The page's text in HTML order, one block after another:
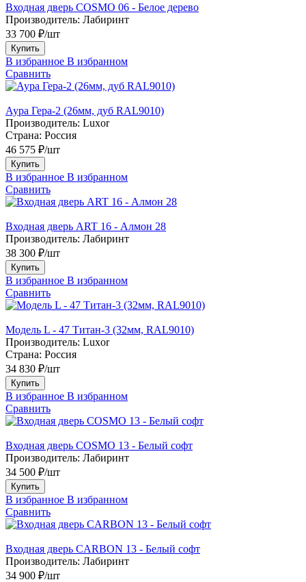
Входная дверь COSMO 06 - Белое дерево
Производитель: Лабиринт
33 700 ₽/шт
Купить
В избранное В избранном
Сравнить
Аура Гера-2 (26мм, дуб RAL9010)
Производитель: Luxor
Страна: Россия
46 575 ₽/шт
Купить
В избранное В избранном
Сравнить
Входная дверь ART 16 - Алмон 28
Производитель: Лабиринт
38 300 ₽/шт
Купить
В избранное В избранном
Сравнить
Модель L - 47 Титан-3 (32мм, RAL9010)
Производитель: Luxor
Страна: Россия
34 830 ₽/шт
Купить
В избранное В избранном
Сравнить
Входная дверь COSMO 13 - Белый софт
Производитель: Лабиринт
34 500 ₽/шт
Купить
В избранное В избранном
Сравнить
Входная дверь CARBON 13 - Белый софт
Производитель: Лабиринт
34 900 ₽/шт